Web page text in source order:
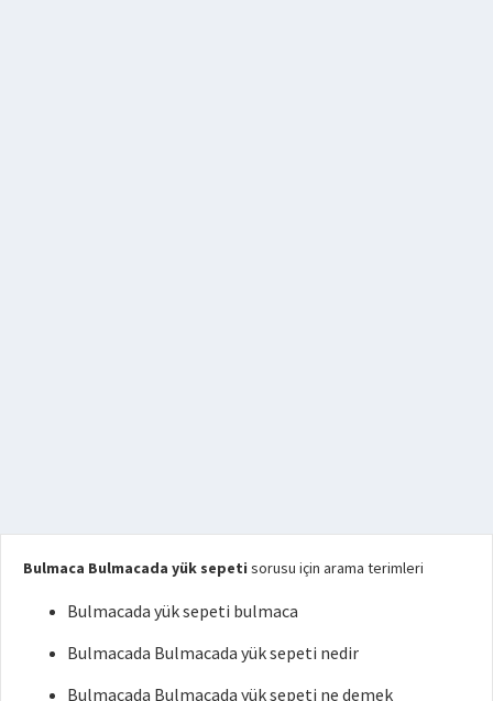
Bulmaca Bulmacada yük sepeti sorusu için arama terimleri
Bulmacada yük sepeti bulmaca
Bulmacada Bulmacada yük sepeti nedir
Bulmacada Bulmacada yük sepeti ne demek